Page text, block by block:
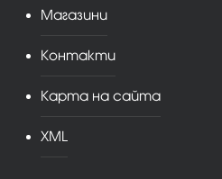
Магазини
Контакти
Карта на сайта
XML